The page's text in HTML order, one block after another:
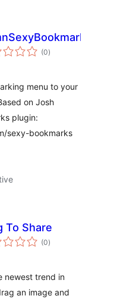
(0vlerësime
gjithsej
)
menu to your
on Josh
plugin:
sexy-bookmarks
To Share
(0vlerësime
gjithsej
)
newest trend in
an image and